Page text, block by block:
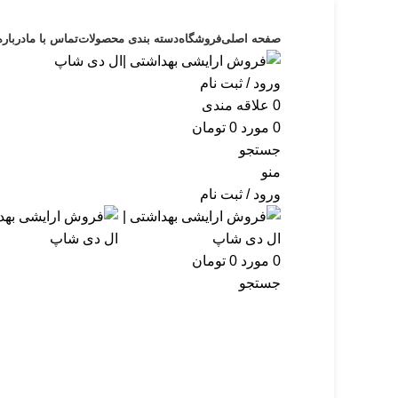
صفحه اصلیفروشگاهدسته بندی محصولاتتماس با ما
ورود / ثبت نام
0 علاقه مندی
0 مورد 0 تومان
جستجو
منو
ورود / ثبت نام
0 مورد 0 تومان
جستجو